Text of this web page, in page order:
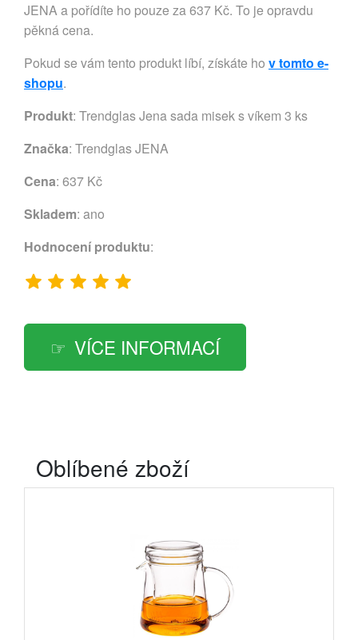
JENA a pořídíte ho pouze za 637 Kč. To je opravdu
pěkná cena.
Pokud se vám tento produkt líbí, získáte ho v tomto e-
shopu.
Produkt: Trendglas Jena sada misek s víkem 3 ks
Značka: Trendglas JENA
Cena: 637 Kč
Skladem: ano
Hodnocení produktu:
VÍCE INFORMACÍ
Oblíbené zboží